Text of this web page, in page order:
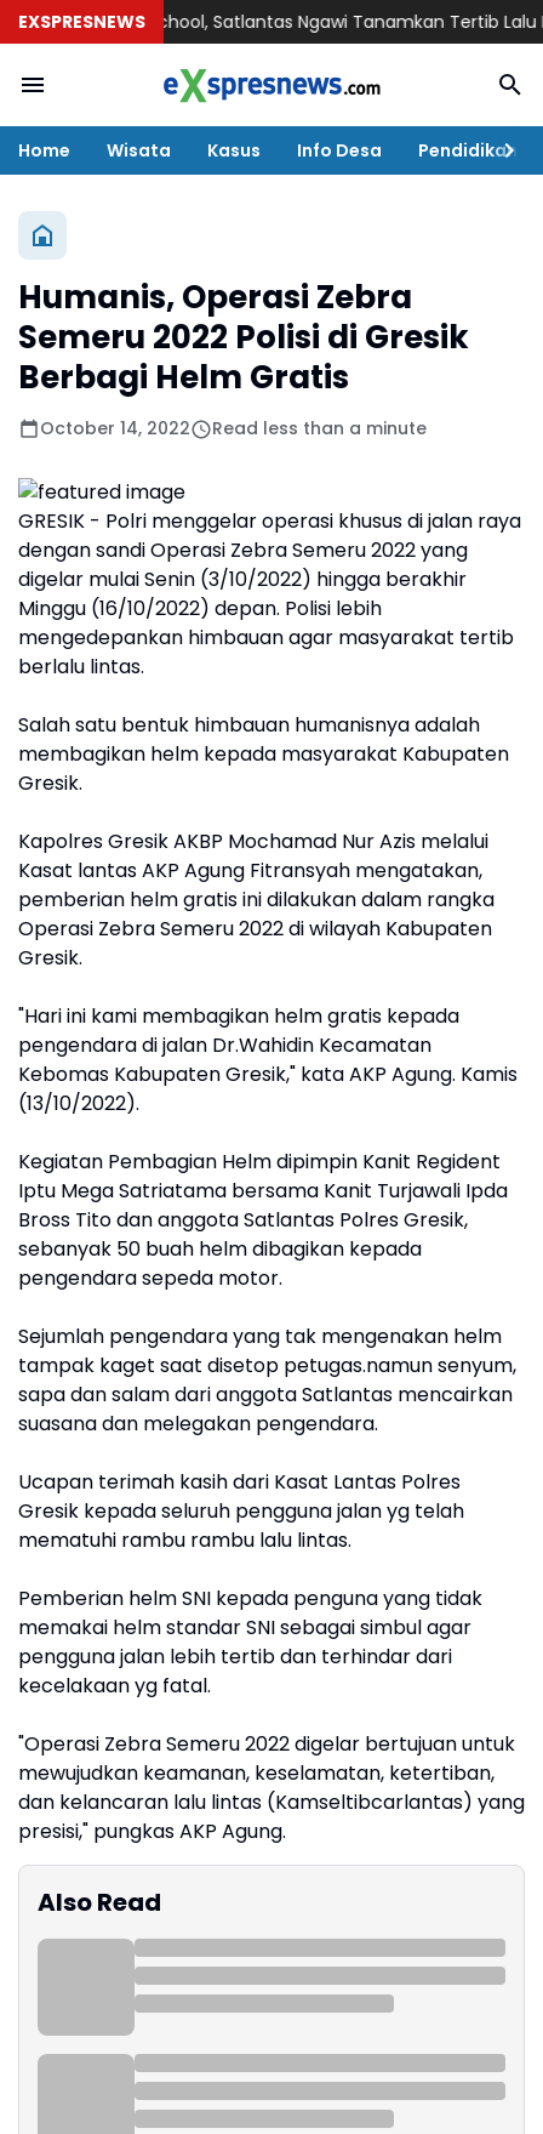
EXSPRESNEWS
Goes to School, Satlantas Ngawi Tanamkan Tertib Lalu Lintas
Home Wisata Kasus Info Desa Pendidikan
Humanis, Operasi Zebra
Semeru 2022 Polisi di Gresik
Berbagi Helm Gratis
October 14, 2022 Read less than a minute
GRESIK - Polri menggelar operasi khusus di jalan raya
dengan sandi Operasi Zebra Semeru 2022 yang
digelar mulai Senin (3/10/2022) hingga berakhir
Minggu (16/10/2022) depan. Polisi lebih
mengedepankan himbauan agar masyarakat tertib
berlalu lintas.
Salah satu bentuk himbauan humanisnya adalah
membagikan helm kepada masyarakat Kabupaten
Gresik.
Kapolres Gresik AKBP Mochamad Nur Azis melalui
Kasat lantas AKP Agung Fitransyah mengatakan,
pemberian helm gratis ini dilakukan dalam rangka
Operasi Zebra Semeru 2022 di wilayah Kabupaten
Gresik.
"Hari ini kami membagikan helm gratis kepada
pengendara di jalan Dr.Wahidin Kecamatan
Kebomas Kabupaten Gresik," kata AKP Agung. Kamis
(13/10/2022).
Kegiatan Pembagian Helm dipimpin Kanit Regident
Iptu Mega Satriatama bersama Kanit Turjawali Ipda
Bross Tito dan anggota Satlantas Polres Gresik,
sebanyak 50 buah helm dibagikan kepada
pengendara sepeda motor.
Sejumlah pengendara yang tak mengenakan helm
tampak kaget saat disetop petugas.namun senyum,
sapa dan salam dari anggota Satlantas mencairkan
suasana dan melegakan pengendara.
Ucapan terimah kasih dari Kasat Lantas Polres
Gresik kepada seluruh pengguna jalan yg telah
mematuhi rambu rambu lalu lintas.
Pemberian helm SNI kepada penguna yang tidak
memakai helm standar SNI sebagai simbul agar
pengguna jalan lebih tertib dan terhindar dari
kecelakaan yg fatal.
"Operasi Zebra Semeru 2022 digelar bertujuan untuk
mewujudkan keamanan, keselamatan, ketertiban,
dan kelancaran lalu lintas (Kamseltibcarlantas) yang
presisi," pungkas AKP Agung.
Also Read